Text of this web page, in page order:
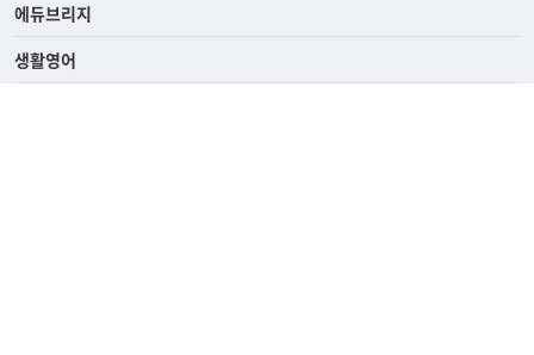
에듀브리지
생활영어